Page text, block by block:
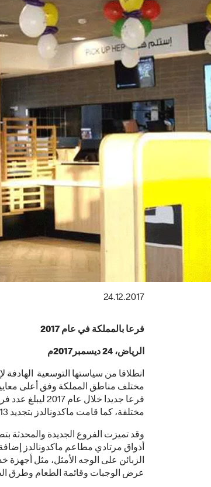
24.12.2017
فرعا بالمملكة في عام 2017
الرياض، 24 ديسمبر2017م
انطلاقا من سياستها التوسعية الهادفة
مختلفة، كما قامت ماكدونالدز بتجديد 13 فرع آخر بالمملكة خلال هذا العام.
وقد تميزت الفروع الجديدة والمحدثة
أذواق مرتادي مطاعم ماكدونالدز
الزبائن على الوجه الأمثل، مثل أجهزة
عرض الوجبات وقائمة الطعام وطرق